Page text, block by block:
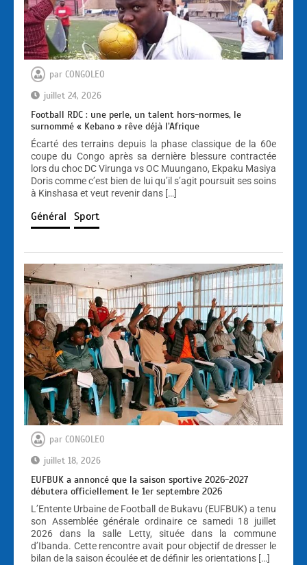
par CONGOLEO
juillet 24, 2026
Football RDC : une perle, un talent hors-normes, le
surnommé « Kebano » rêve déjà l’Afrique
Écarté des terrains depuis la phase classique de la 60e
coupe du Congo après sa dernière blessure contractée
lors du choc DC Virunga vs OC Muungano, Ekpaku Masiya
Doris comme c’est bien de lui qu’il s’agit poursuit ses soins
à Kinshasa et veut revenir dans […]
Général Sport
par CONGOLEO
juillet 18, 2026
EUFBUK a annoncé que la saison sportive 2026-2027
débutera officiellement le 1er septembre 2026
L’Entente Urbaine de Football de Bukavu (EUFBUK) a tenu
son Assemblée générale ordinaire ce samedi 18 juillet
2026 dans la salle Letty, située dans la commune
d’Ibanda. Cette rencontre avait pour objectif de dresser le
bilan de la saison écoulée et de définir les orientations […]